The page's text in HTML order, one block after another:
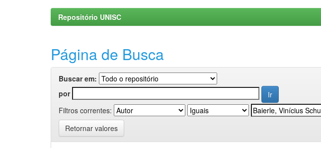
Repositório UNISC
Página de Busca
Buscar em:
por
Filtros correntes:
Retornar valores